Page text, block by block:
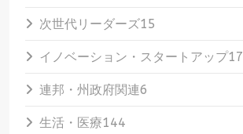
次世代リーダーズ15
イノベーション・スタートアップ17
連邦・州政府関連6
生活・医療144